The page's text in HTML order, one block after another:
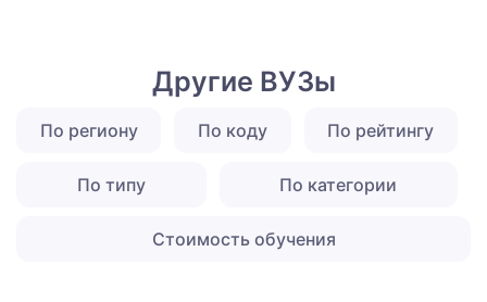
Другие ВУЗы
По региону По коду По рейтингу
По типу По категории
Стоимость обучения